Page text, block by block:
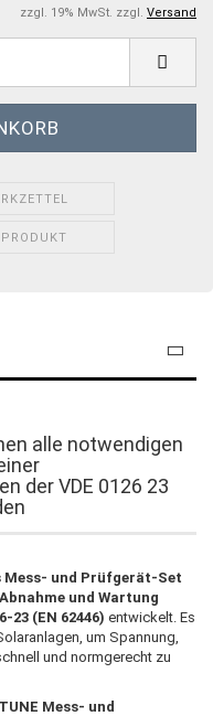
zzgl. 19% MwSt. zzgl. Versand
alle notwendigen
der VDE 0126 23
Mess- und Prüfgerät-Set
Abnahme und Wartung
23 (EN 62446) entwickelt. Es
um Spannung,
und normgerecht zu
Mess- und